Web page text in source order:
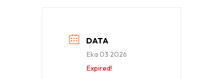
DATA
Eka 03 2026
Expired!